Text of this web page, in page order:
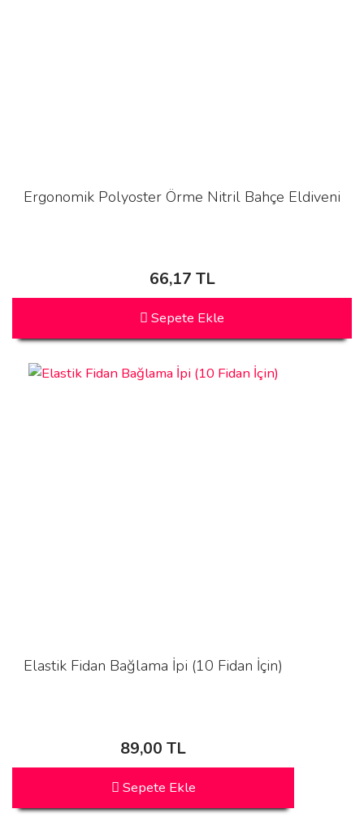
Ergonomik Polyoster Örme Nitril Bahçe Eldiveni
66,17 TL
Sepete Ekle
Elastik Fidan Bağlama İpi (10 Fidan İçin)
89,00 TL
Sepete Ekle